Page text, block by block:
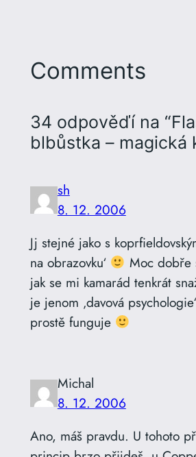
Comments
34 odpověďí na
blbůstka – magická
sh
8. 12. 2006
Jj stejné jako s
na obrazovku‘
Moc dobře
jak se mi kamarád tenkrát
je jenom ‚davová
prostě funguje
Michal
8. 12. 2006
Ano, máš pravdu. U tohoto